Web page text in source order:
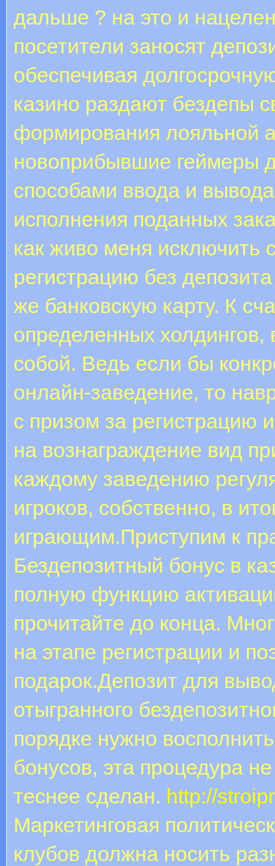
дальше ? на это и
посетители заносят
обеспечивая
казино раздают бездепы
формирования лояльной
новоприбывшие геймеры
способами ввода и
исполнения поданных
как живо меня исключить
регистрацию без
же банковскую карту. К
определенных холдингов,
собой. Ведь если бы
онлайн-заведение, то
с призом за регистрацию
на вознаграждение вид
каждому заведению
игроков, собственно, в
играющим.Приступим к
Бездепозитный бонус в
полную функцию
прочитайте до конца.
на этапе регистрации и
подарок.Депозит для
отыгранного
порядке нужно
бонусов, эта процедура
теснее сделан. http://
Маркетинговая
клубов должна носить